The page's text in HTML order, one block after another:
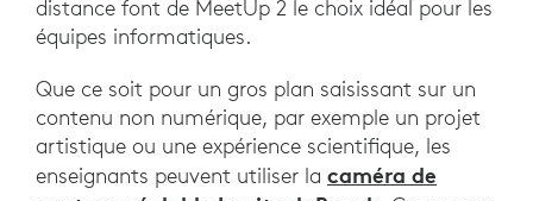
distance font de MeetUp 2 le choix idéal pour les
équipes informatiques.
Que ce soit pour un gros plan saisissant sur un
contenu non numérique, par exemple un projet
artistique ou une expérience scientifique, les
enseignants peuvent utiliser la caméra de